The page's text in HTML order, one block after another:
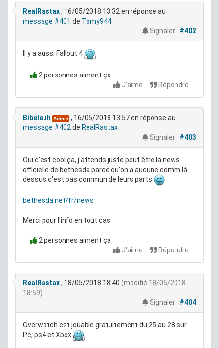
RealRastax, 16/05/2018 13:32en réponse au
message #401 de Tomy944
Signaler
#402
Il y a aussi Fallout 4
2 personnes aiment ça
J'aime
Répondre
Bibeleuh Admin , 16/05/2018 13:57en réponse au
message #402de RealRastax
Signaler
#403
Oui c'est cool ça, j'attends juste peut être la news
officielle de bethesda parce qu'on a aucune comm là
dessus c'est pas commun de leurs parts
bethesda.net/fr/news
Merci pour l'info en tout cas
2 personnes aiment ça
J'aime
Répondre
RealRastax, 18/05/2018 18:40 (modifié 18/05/2018
18:59)
Signaler
#404
Overwatch est jouable gratuitement du 25 au 28 sur
Pc, ps4 et Xbox